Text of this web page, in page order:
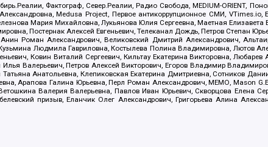
Фактограф, Север.Реалии, Радио Свобода, MEDIUM-ORIENT,
Medusa Project, Первое антикоррупционное СМИ, VTimes.io,
Мария Михайловна, Лукьянова Юлия Сергеевна, Маетная Елизавета
Постернак Алексей Евгеньевич, Телеканал Дождь, Петров Степан
Роман Александрович, Великовский Дмитрий Александрович,
Людмила Гавриловна, Костылева Полина Владимировна, Лютов
Ковин Виталий Сергеевич, Кильтау Екатерина Викторовна, Любарев
Валерьевич, Петров Алексей Викторович, Егоров Владимир
Анатольевна, Клепиковская Екатерина Дмитриевна, Сотников
Арапова Галина Юрьевна, Перл Роман Александрович, МЕМО, Mason
Валерия Валерьевна, Павлов Иван Юрьевич, Скворцова Елена
призыв, Еланчик Олег Александрович, Григорьева Алина